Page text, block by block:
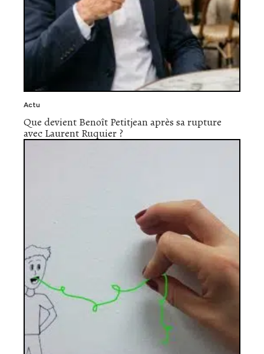
Actu
Que devient Benoît Petitjean après sa rupture
avec Laurent Ruquier ?